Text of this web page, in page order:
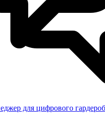
для цифрового